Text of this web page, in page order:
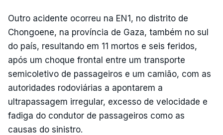
Outro acidente ocorreu na EN1, no distrito de
Chongoene, na província de Gaza, também no sul
do país, resultando em 11 mortos e seis feridos,
após um choque frontal entre um transporte
semicoletivo de passageiros e um camião, com as
autoridades rodoviárias a apontarem a
ultrapassagem irregular, excesso de velocidade e
fadiga do condutor de passageiros como as
causas do sinistro.